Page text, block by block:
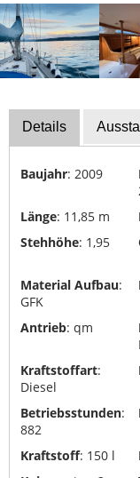
Details
Baujahr: 2009
Länge: 11,85 m
Stehhöhe: 1,95
Material Aufbau:
GFK
Antrieb: qm
Kraftstoffart:
Diesel
Betriebsstunden:
882
Kraftstoff: 150 l